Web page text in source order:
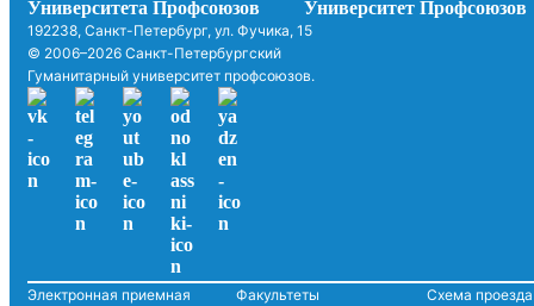
192238, Санкт-Петербург, ул. Фучика, 15
© 2006–2026 Санкт-Петербургский
Гуманитарный университет профсоюзов.
Электронная приемная
Факультеты
Схема проезда